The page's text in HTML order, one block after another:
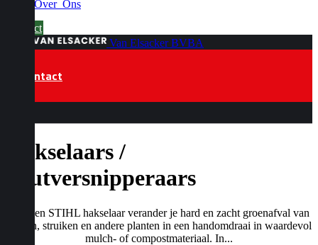
Over Ons
Contact
Van Elsacker BVBA
Contact
Hakselaars /
houtversnipperaars
Met een STIHL hakselaar verander je hard en zacht groenafval van
bomen, struiken en andere planten in een handomdraai in waardevol
mulch- of compostmateriaal. In...